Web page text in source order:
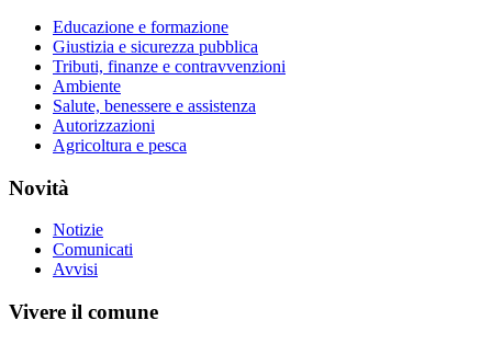
Educazione e formazione
Giustizia e sicurezza pubblica
Tributi, finanze e contravvenzioni
Ambiente
Salute, benessere e assistenza
Autorizzazioni
Agricoltura e pesca
Novità
Notizie
Comunicati
Avvisi
Vivere il comune